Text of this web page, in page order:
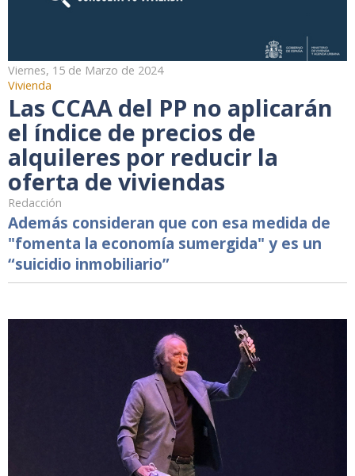
Viernes, 15 de Marzo de 2024
Vivienda
Las CCAA del PP no aplicarán
el índice de precios de
alquileres por reducir la
oferta de viviendas
Redacción
Además consideran que con esa medida de
"fomenta la economía sumergida" y es un
“suicidio inmobiliario”